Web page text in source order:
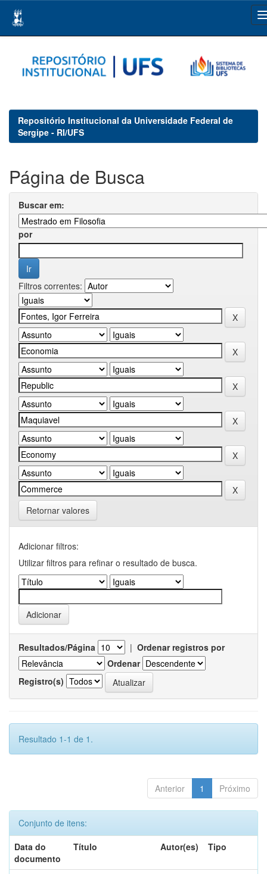
navigation
Repositório Institucional da Universidade Federal de
Sergipe - RI/UFS
Página de Busca
Buscar em:
por
Filtros correntes:
Retornar valores
Adicionar filtros:
Utilizar filtros para refinar o resultado de busca.
Resultados/Página | Ordenar registros por
Ordenar
Registro(s)
Resultado 1-1 de 1.
Anterior 1 Próximo
Conjunto de itens:
Data do
documento
Título Autor(es) Tipo